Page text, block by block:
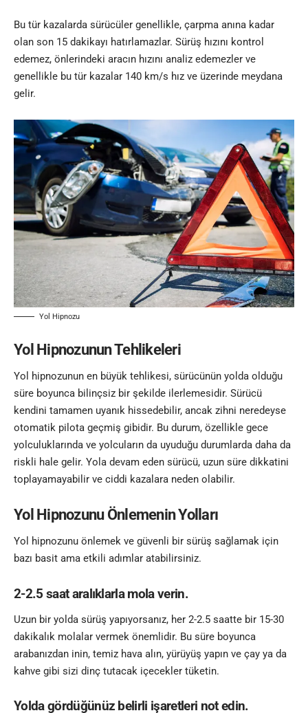
Bu tür kazalarda sürücüler genellikle, çarpma anına kadar
olan son 15 dakikayı hatırlamazlar. Sürüş hızını kontrol
edemez, önlerindeki aracın hızını analiz edemezler ve
genellikle bu tür kazalar 140 km/s hız ve üzerinde meydana
gelir.
Yol Hipnozu
Yol Hipnozunun Tehlikeleri
Yol hipnozunun en büyük tehlikesi, sürücünün yolda olduğu
süre boyunca bilinçsiz bir şekilde ilerlemesidir. Sürücü
kendini tamamen uyanık hissedebilir, ancak zihni neredeyse
otomatik pilota geçmiş gibidir. Bu durum, özellikle gece
yolculuklarında ve yolcuların da uyuduğu durumlarda daha da
riskli hale gelir. Yola devam eden sürücü, uzun süre dikkatini
toplayamayabilir ve ciddi kazalara neden olabilir.
Yol Hipnozunu Önlemenin Yolları
Yol hipnozunu önlemek ve güvenli bir sürüş sağlamak için
bazı basit ama etkili adımlar atabilirsiniz.
2-2.5 saat aralıklarla mola verin.
Uzun bir yolda sürüş yapıyorsanız, her 2-2.5 saatte bir 15-30
dakikalık molalar vermek önemlidir. Bu süre boyunca
arabanızdan inin, temiz hava alın, yürüyüş yapın ve çay ya da
kahve gibi sizi dinç tutacak içecekler tüketin.
Yolda gördüğünüz belirli işaretleri not edin.